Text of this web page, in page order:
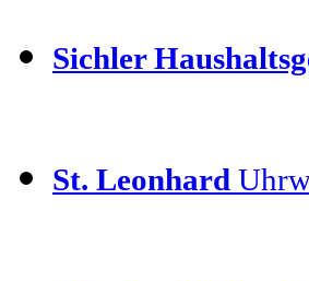
Sichler
St. Leonhard